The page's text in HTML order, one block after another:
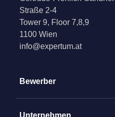
Straße 2-4
Tower 9, Floor 7,8,9
1100 Wien
info@expertum.at
Bewerber
Unternehmen